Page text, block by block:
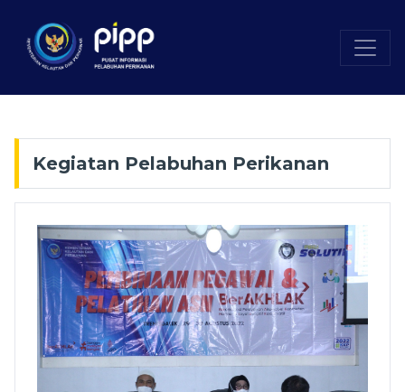
Kegiatan Pelabuhan Perikanan